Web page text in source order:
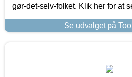
gør-det-selv-folket. Klik her for at
Se udvalget på